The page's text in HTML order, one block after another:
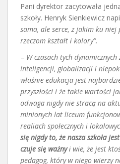
Pani dyrektor zacytowała
szkoły. Henryk Sienkiewicz
sama, ale serce, z jakim ku niej
rzeczom kształt i kolory”.
– W czasach tych
inteligencji, globalizacji i
właśnie edukacja jest
przyszłości i że takie wartości
odwaga nigdy nie stracą na
minionych lat liceum
realiach społecznych i
się nigdy to, że nasza szkoła
czuje się ważnyi wie, że jest
pedagog, który w niego wierzy